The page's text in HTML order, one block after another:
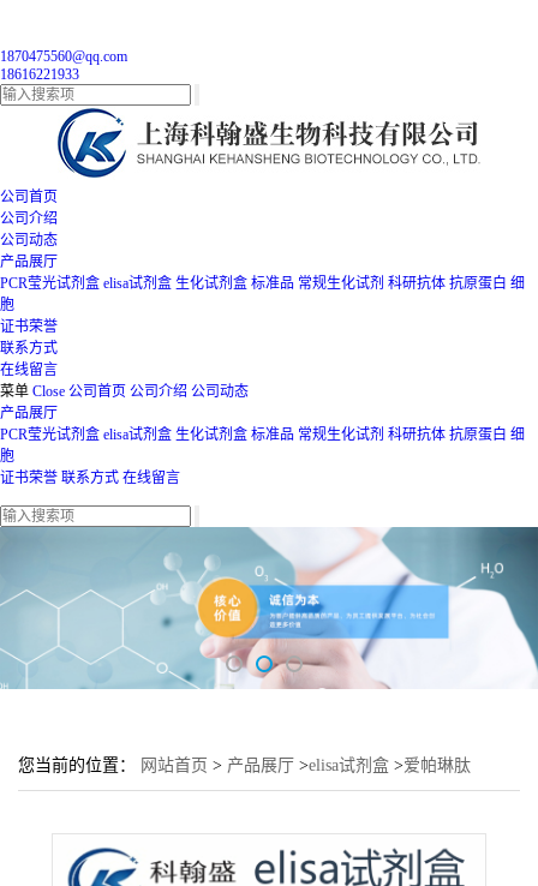
1870475560@qq.com
18616221933
公司首页
公司介绍
公司动态
产品展厅
PCR莹光试剂盒 elisa试剂盒 生化试剂盒 标准品 常规生化试剂 科研抗体 抗原蛋白 细
胞
证书荣誉
联系方式
在线留言
菜单 Close 公司首页 公司介绍 公司动态
产品展厅
PCR莹光试剂盒 elisa试剂盒 生化试剂盒 标准品 常规生化试剂 科研抗体 抗原蛋白 细
胞
证书荣誉 联系方式 在线留言
您当前的位置： 网站首页 > 产品展厅 >elisa试剂盒 >爱帕琳肽